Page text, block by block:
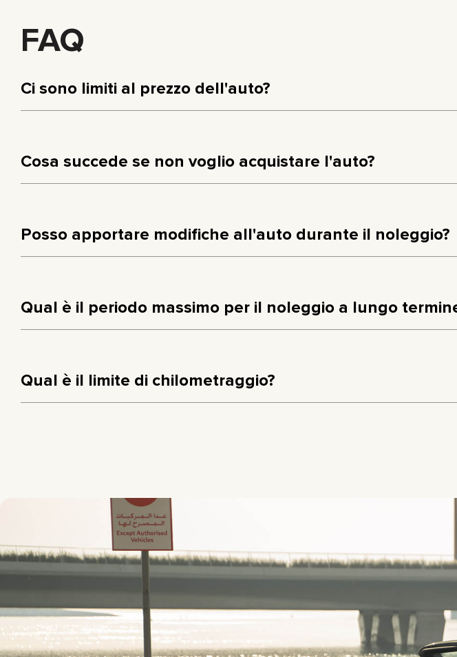
FAQ
Ci sono limiti al prezzo dell'auto?
Cosa succede se non voglio acquistare l'auto?
Posso apportare modifiche all'auto durante il noleggio?
Qual è il periodo massimo per il noleggio a lungo
Qual è il limite di chilometraggio?